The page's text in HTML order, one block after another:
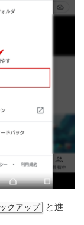
クアップ
と進